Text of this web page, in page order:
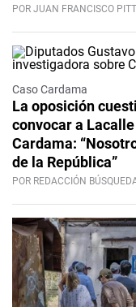
POR JUAN FRANCISCO
Caso Cardama
La oposición
convocar a
Cardama:
de la República”
POR REDACCIÓN